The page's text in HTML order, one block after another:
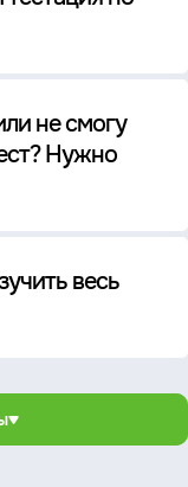
не смогу
Нужно
весь